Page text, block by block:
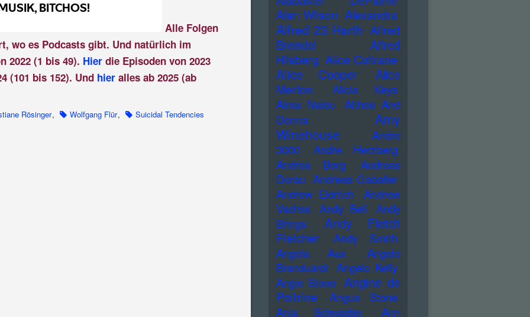
Alle Folgen
wo es Podcasts gibt. Und natürlich im
2022 (1 bis 49). Hier die Episoden von 2023
(101 bis 152). Und hier alles ab 2025 (ab
Rösinger, Wolfgang Flür, Suicidal Tendencies
Alan Wilson Alexandra
Alfred 23 Harth Alfred
Brendel
Alfred
Hilsberg Alice Coltrane
Alice Cooper
Alice
Merton
Alicia Keys
Alma Naidu
Althea And
Donna
Amy
Winehouse
Andre
3000
Andre Herzberg
Andrea Berg
Andreas
Dorau Andreas Gabalier
Andrew Eldritch
Andrew
Vachss Andy Bell
Andy
Brings
Andy Fletch
Fletcher
Andy Smith
Angela Aux
Angelo
Branduardi Angelo Kelly
Angie Stone Angine de
Poitrine
Angus Stone
Anja Schneider
Ann